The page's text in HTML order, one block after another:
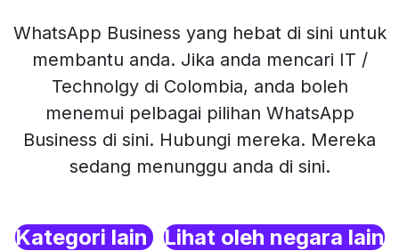
WhatsApp Business yang hebat di sini untuk
membantu anda. Jika anda mencari IT /
Technolgy di Colombia, anda boleh
menemui pelbagai pilihan WhatsApp
Business di sini. Hubungi mereka. Mereka
sedang menunggu anda di sini.
Kategori lain Lihat oleh negara lain